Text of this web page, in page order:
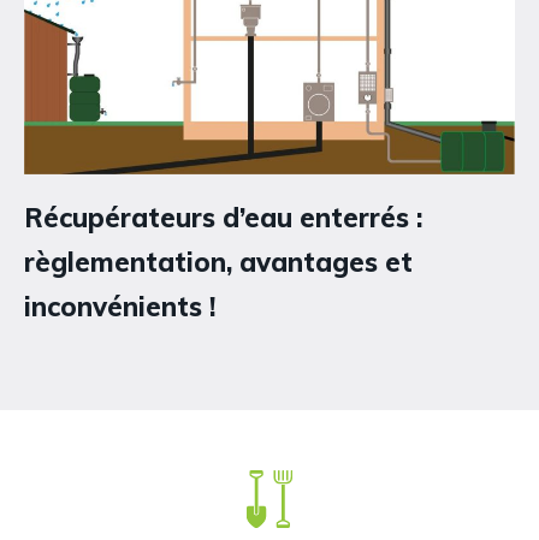
Récupérateurs d’eau enterrés :
règlementation, avantages et
inconvénients !